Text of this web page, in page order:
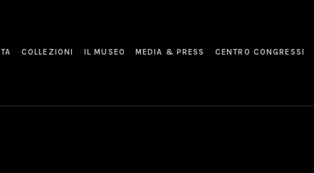
COLLEZIONI IL MUSEO MEDIA & PRESS CENTRO CONGRESSI